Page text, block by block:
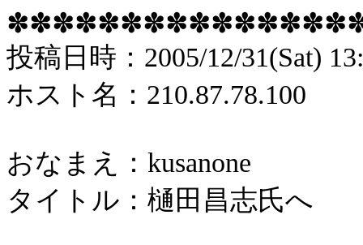
投稿 日時： 2005/12/31(Sat)
ホスト名： 210.87.78.100
おなまえ： kusanone
タイトル：樋田昌志氏へ